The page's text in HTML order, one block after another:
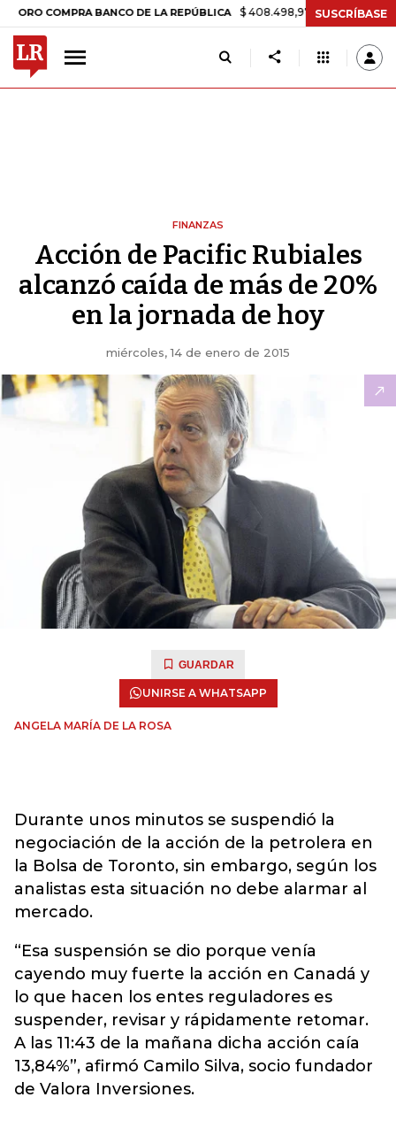
COMPRA BANCO DE LA REPÚBLICA $ 408.498,97 +$ 8.753,81 +2,19%
SUSCRÍBASE
FINANZAS
Acción de Pacific Rubiales
alcanzó caída de más de 20%
en la jornada de hoy
miércoles, 14 de enero de 2015
GUARDAR
UNIRSE A WHATSAPP
ANGELA MARÍA DE LA ROSA
Durante unos minutos se suspendió la
negociación de la acción de la petrolera en
la Bolsa de Toronto, sin embargo, según los
analistas esta situación no debe alarmar al
mercado.
“Esa suspensión se dio porque venía
cayendo muy fuerte la acción en Canadá y
lo que hacen los entes reguladores es
suspender, revisar y rápidamente retomar.
A las 11:43 de la mañana dicha acción caía
13,84%”, afirmó Camilo Silva, socio fundador
de Valora Inversiones.